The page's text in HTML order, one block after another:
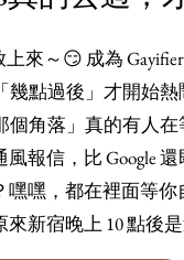
來～😏 成為
幾點過後」才開始熱
個角落」真的有人在
風報信，比 Google
嘿嘿，都在裡面等你
新宿晚上 10 點後